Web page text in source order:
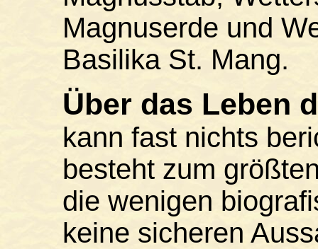
Magnuserde und
Basilika St. Mang.
Über das Leben
kann fast nichts
besteht zum
die wenigen
keine sicheren